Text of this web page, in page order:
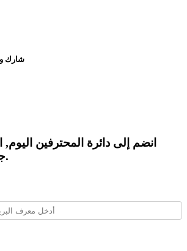
شارك
انضم إلى دائرة المحترفين
جديدنا وآخر الأخبار.